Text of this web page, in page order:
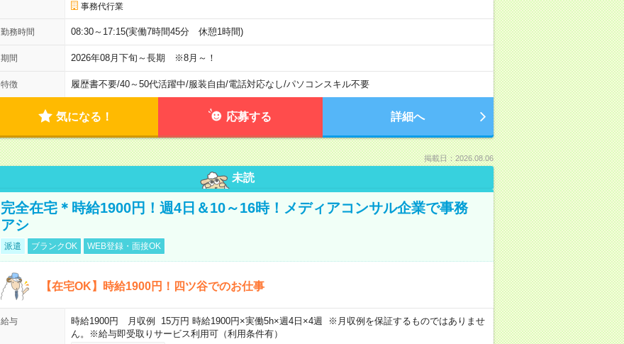
事務代行業
勤務時間 08:30～17:15(実働7時間45分 休憩1時間)
期間 2026年08月下旬～長期 ※8月～！
特徴 履歴書不要/40～50代活躍中/服装自由/電話対応なし/パソコンスキル不要
気になる！ 応募する 詳細へ
掲載日：2026.08.06
未読
完全在宅＊時給1900円！週4日＆10～16時！メディアコンサル企業で事務
アシ
派遣 ブランクOK WEB登録・面接OK
【在宅OK】時給1900円！四ツ谷でのお仕事
給与
時給1900円 月収例 15万円 時給1900円×実働5h×週4日×4週 ※月収例を保証するものではありませ
ん。※給与即受取りサービス利用可（利用条件有）